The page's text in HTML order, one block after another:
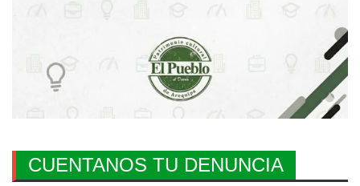
CUENTANOS TU DENUNCIA